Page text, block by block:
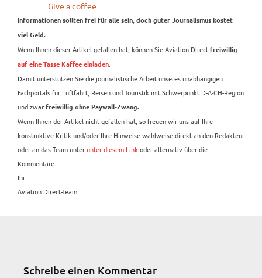
Give a coffee
Informationen sollten frei für alle sein, doch guter Journalismus kostet
viel Geld.
Wenn Ihnen dieser Artikel gefallen hat, können Sie Aviation.Direct freiwillig
auf eine Tasse Kaffee einladen
Damit unterstützen Sie die journalistische Arbeit unseres unabhängigen
Fachportals für Luftfahrt, Reisen und Touristik mit Schwerpunkt D-A-CH-Region
und zwar freiwillig ohne Paywall-Zwang.
Wenn Ihnen der Artikel nicht gefallen hat, so freuen wir uns auf Ihre
konstruktive Kritik und/oder Ihre Hinweise wahlweise direkt an den Redakteur
oder an das Team unterunter diesem Link oder alternativ über die
Kommentare.
Ihr
Aviation.Direct-Team
Schreibe einen Kommentar